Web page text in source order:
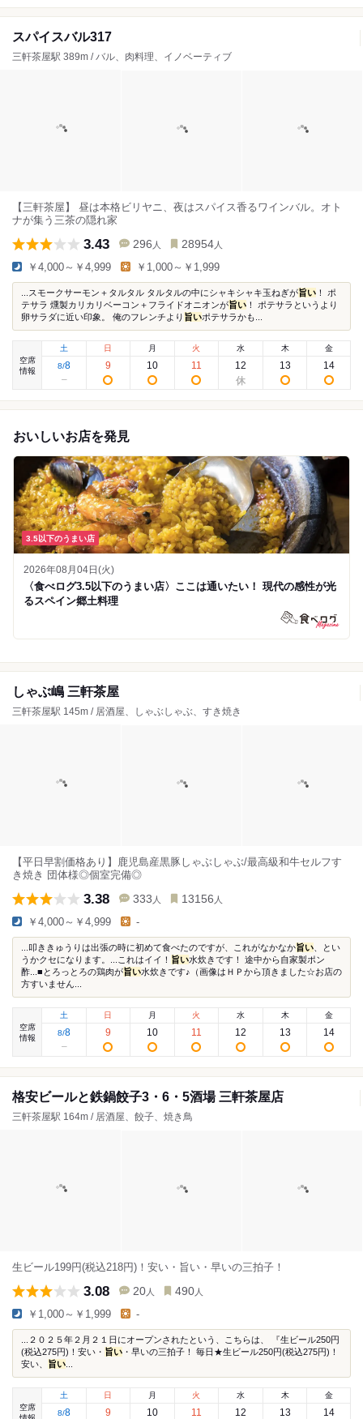
スパイスバル317
三軒茶屋駅 389m / バル、肉料理、イノベーティブ
【三軒茶屋】 昼は本格ビリヤニ、夜はスパイス香るワインバル。オト
ナが集う三茶の隠れ家
3.43 296 人 28954 人
￥4,000～￥4,999 ￥1,000～￥1,999
...スモークサーモン＋タルタル タルタルの中にシャキシャキ玉ねぎが旨い ！ ポ
テサラ 燻製カリカリベーコン＋フライドオニオンが旨い ！ ポテサラというより
卵サラダに近い印象。 俺のフレンチより 旨いポテサラかも...
空席
情報
土
8/8
日
9
月
10
火
11
水
12
木
13
金
14
おいしいお店を発見
3.5以下のうまい店
2026年08月04日(火)
〈食べログ3.5以下のうまい店〉ここは通いたい！ 現代の感性が光
るスペイン郷土料理
しゃぶ嶋 三軒茶屋
三軒茶屋駅 145m / 居酒屋、しゃぶしゃぶ、すき焼き
【平日早割価格あり】鹿児島産黒豚しゃぶしゃぶ/最高級和牛セルフす
き焼き 団体様◎個室完備◎
3.38 333 人 13156 人
￥4,000～￥4,999 -
...叩ききゅうりは出張の時に初めて食べたのですが、これがなかなか旨い 、とい
うかクセになります。...これはイイ！ 旨い水炊きです！ 途中から自家製ポン
酢...■とろっとろの鶏肉が旨い水炊きです♪（画像はＨＰから頂きました☆お店の
方すいません...
空席
情報
土
8/8
日
9
月
10
火
11
水
12
木
13
金
14
格安ビールと鉄鍋餃子3・6・5酒場 三軒茶屋店
三軒茶屋駅 164m / 居酒屋、餃子、焼き鳥
生ビール199円(税込218円)！安い・旨い・早いの三拍子！
3.08 20 人 490 人
￥1,000～￥1,999 -
...２０２５年２月２１日にオープンされたという、こちらは、 『生ビール250円
(税込275円)！安い・ 旨い ・早いの三拍子！ 毎日★生ビール250円(税込275円)！
安い、 旨い
空席
土
8/8
日
9
月
10
火
11
水
12
木
13
金
14